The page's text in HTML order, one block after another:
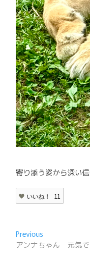
寄り添う姿から深い
いいね！ 11
投
稿
Previous
post:
アンナちゃん 元気